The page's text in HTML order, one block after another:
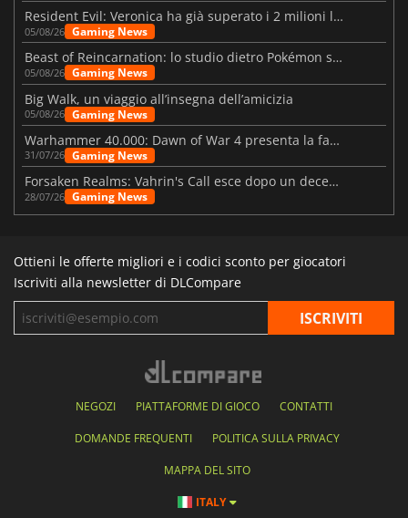
Resident Evil: Veronica ha già superato i 2 milioni liste dei desideri
05/08/26 Gaming News
Beast of Reincarnation: lo studio dietro Pokémon su una nuova strada
05/08/26 Gaming News
Big Walk, un viaggio all’insegna dell’amicizia
05/08/26 Gaming News
Warhammer 40.000: Dawn of War 4 presenta la fazione dei Necron
31/07/26 Gaming News
Forsaken Realms: Vahrin's Call esce dopo un decennio di sviluppo
28/07/26 Gaming News
Ottieni le offerte migliori e i codici sconto per giocatori
Iscriviti alla newsletter di DLCompare
NEGOZI PIATTAFORME DI GIOCO CONTATTI
DOMANDE FREQUENTI POLITICA SULLA PRIVACY
MAPPA DEL SITO
ITALY